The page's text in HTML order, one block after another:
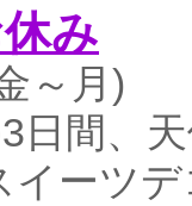
み
～月)
日間、
イーツ